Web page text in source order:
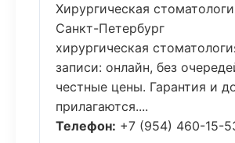
Хирургическая
Санкт-Петербург
хирургическая
записи: онлайн, без
честные цены. Гарантия и
прилагаются....
Телефон: +7 (954) 460-15-